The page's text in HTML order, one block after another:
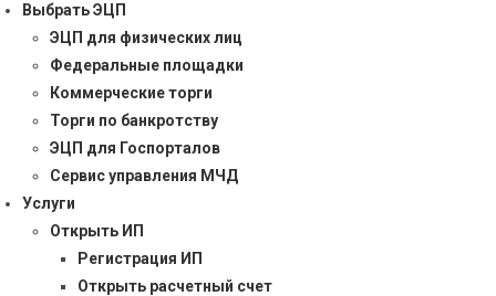
Выбрать ЭЦП
ЭЦП для физических лиц
Федеральные площадки
Коммерческие торги
Торги по банкротству
ЭЦП для Госпорталов
Сервис управления МЧД
Услуги
Открыть ИП
Регистрация ИП
Открыть расчетный счет